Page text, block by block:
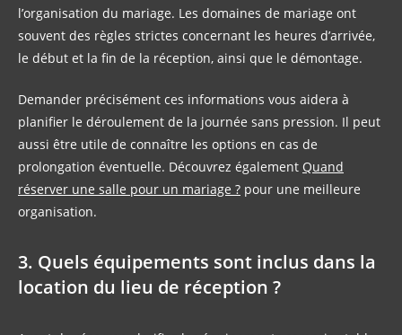
l’organisation du mariage. Les domaines de mariage ont
souvent des règles strictes concernant les heures d’arrivée,
le début et la fin de la réception, ainsi que le démontage.
Demander précisément ces informations vous aidera à
planifier le déroulement de la journée sans pression. Il peut
aussi être utile de connaître les options en cas de
prolongation éventuelle. Découvrez également Quand
réserver une salle pour un mariage ? pour une meilleure
organisation.
3. Quels équipements sont inclus dans la
location du lieu de réception ?